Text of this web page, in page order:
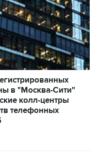
в "Москва-Сити"
колл-центры
телефонных